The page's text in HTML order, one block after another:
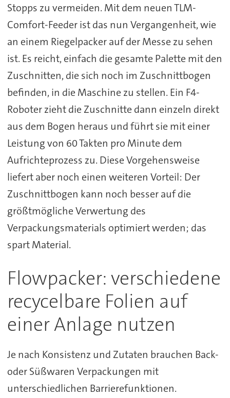
Stopps zu vermeiden. Mit dem neuen TLM-
Comfort-Feeder ist das nun Vergangenheit, wie
an einem Riegelpacker auf der Messe zu sehen
ist. Es reicht, einfach die gesamte Palette mit den
Zuschnitten, die sich noch im Zuschnittbogen
befinden, in die Maschine zu stellen. Ein F4-
Roboter zieht die Zuschnitte dann einzeln direkt
aus dem Bogen heraus und führt sie mit einer
Leistung von 60 Takten pro Minute dem
Aufrichteprozess zu. Diese Vorgehensweise
liefert aber noch einen weiteren Vorteil: Der
Zuschnittbogen kann noch besser auf die
größtmögliche Verwertung des
Verpackungsmaterials optimiert werden; das
spart Material.
Flowpacker: verschiedene
recycelbare Folien auf
einer Anlage nutzen
Je nach Konsistenz und Zutaten brauchen Back-
oder Süßwaren Verpackungen mit
unterschiedlichen Barrierefunktionen.